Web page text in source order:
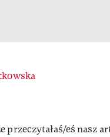
przeczytałaś/eś nasz